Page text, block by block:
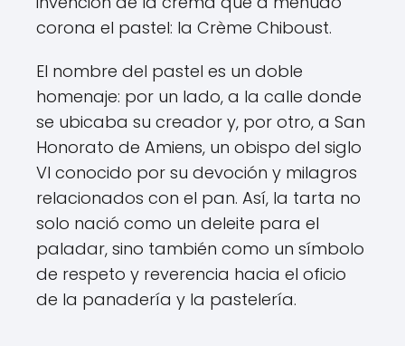
corona el pastel: la Crème Chiboust.
El nombre del pastel es un doble
homenaje: por un lado, a la calle donde
se ubicaba su creador y, por otro, a San
Honorato de Amiens, un obispo del siglo
VI conocido por su devoción y milagros
relacionados con el pan. Así, la tarta no
solo nació como un deleite para el
paladar, sino también como un símbolo
de respeto y reverencia hacia el oficio
de la panadería y la pastelería.